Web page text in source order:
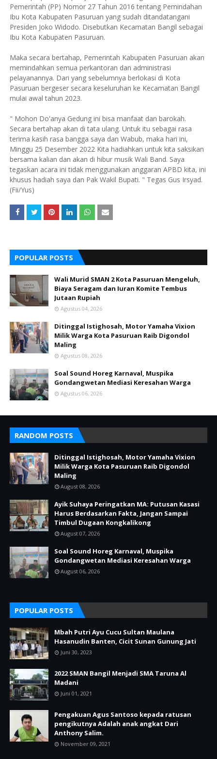
Pemerintah (PP) Nomor 27 Tahun 2016 tentang Pemindahan
Ibu Kota Kabupaten Pasuruan yang sudah ditandatangani
Presiden Joko Widodo. Disebutkan Kecamatan Bangil sebagai
Ibu Kota Kabupaten Pasuruan.
Maka secara bertahap, Pemerintah Kabupaten Pasuruan akan
memindahkan semua perkantoran dan administrasi
pelayanannya. Dari yang sebelumnya berlokasi di Kota
Pasuruan bergeser secara keseluruhan ke Kecamatan Bangil
mulai awal tahun 2023.
" Mohon Do'anya Gedung ini bisa manfaat dan barokah.
Secara bertahap akan di tata ulang. Untuk itu sebagai rasa
terima kasih rasa bangga saya dan Wabub, maka hari ini,
Minggu 25 Desember 2022 Kita hadiahkan untuk kita saksikan
bersama kalian dan akan di hibur musik Wali Band. Saya
tegaskan acara ini tidak menggunakan anggaran APBD kita, ini
khusus hadiah saya dan Pak Wakil Bupati. " Tegas Gus Irsyad.
(Fii/Yus)
POPULAR POSTS
Wali Murid SMAN 2 Kota Pasuruan Mengeluh,
Biaya Seragam dan Iuran Komite Tembus
Jutaan Rupiah
Agustus 04, 2026
Ditinggal Istighosah, Motor Yamaha Vixion
Milik Warga Kota Pasuruan Raib Digondol
Maling
Agustus 08, 2026
Soal Sound Horeg Karnaval, Muspika
Gondangwetan Mediasi Keresahan Warga
Agustus 06, 2026
RANDOM POSTS
Ditinggal Istighosah, Motor Yamaha Vixion
Milik Warga Kota Pasuruan Raib Digondol
Maling
August 08, 2026
Ayik Suhaya Peringatkan MA: Putusan Kasasi
Harus Berdasarkan Fakta, Jangan Sampai
Timbul Dugaan Kongkalikong
August 07, 2026
Soal Sound Horeg Karnaval, Muspika
Gondangwetan Mediasi Keresahan Warga
August 06, 2026
POPULAR POSTS
Mbah Putri Ayu Cucu Sultan Maulana
Hasanudin Banten, Cicit Sunan Gunung Jati
Juni 30, 2023
2022 SMAN Bangil Menjadi SMA Taruna Al
Madani
Juni 01, 2021
Pengakuan Agus Santoso kepada ratusan
pengikutnya Adalah anak angkat Dari
Anthony Salim.
November 09, 2021